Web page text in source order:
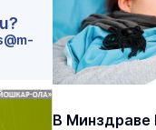
В Минздраве